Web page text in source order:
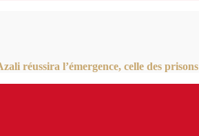
réussira l’émergence, celle des prisons